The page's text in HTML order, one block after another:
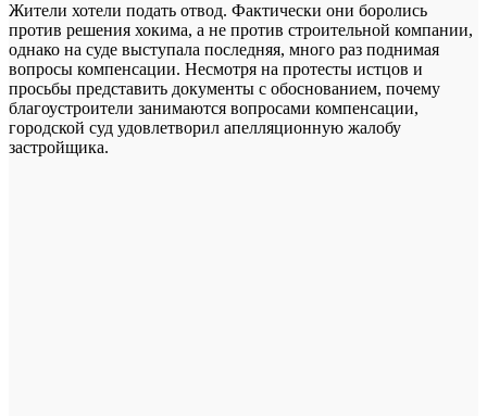
Жители хотели подать отвод. Фактически они боролись
против решения хокима, а не против строительной компании,
однако на суде выступала последняя, много раз поднимая
вопросы компенсации. Несмотря на протесты истцов и
просьбы представить документы с обоснованием, почему
благоустроители занимаются вопросами компенсации,
городской суд удовлетворил апелляционную жалобу
застройщика.